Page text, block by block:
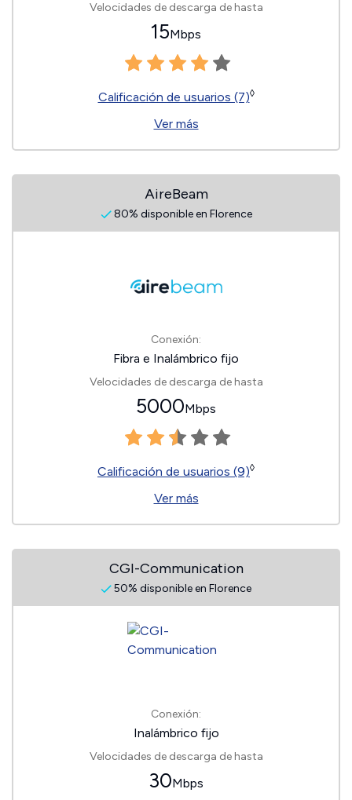
Velocidades de descarga de hasta
15Mbps
Calificación de usuarios (7)◊
Ver más
AireBeam
80% disponible en Florence
Conexión:
Fibra e Inalámbrico fijo
Velocidades de descarga de hasta
5000Mbps
Calificación de usuarios (9)◊
Ver más
CGI-Communication
50% disponible en Florence
Conexión:
Inalámbrico fijo
Velocidades de descarga de hasta
30Mbps